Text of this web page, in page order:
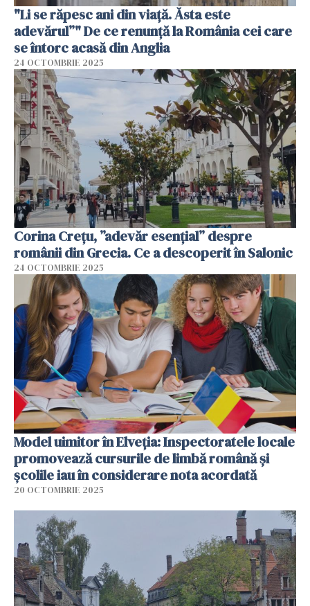
"Li se răpesc ani din viață. Ăsta este
adevărul”" De ce renunță la România cei care
se întorc acasă din Anglia
24 OCTOMBRIE 2025
Corina Crețu, ”adevăr esențial” despre
românii din Grecia. Ce a descoperit în Salonic
24 OCTOMBRIE 2025
Model uimitor în Elveția: Inspectoratele locale
promovează cursurile de limbă română și
școlile iau în considerare nota acordată
20 OCTOMBRIE 2025